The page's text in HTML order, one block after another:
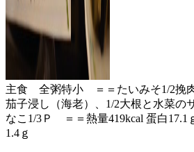
主食 全粥特小 ＝＝たいみそ1/2挽
茄子浸し（海老）、1/2大根と水菜の
なこ1/3Ｐ ＝＝熱量419kcal 蛋白
1.4ｇ